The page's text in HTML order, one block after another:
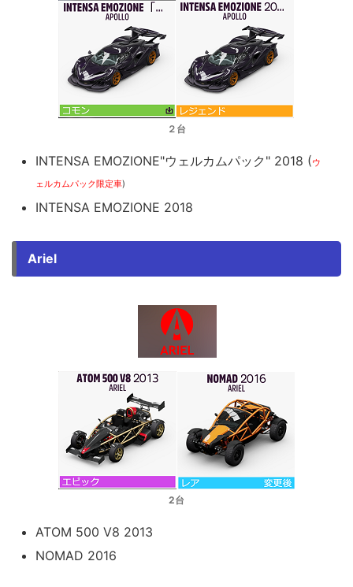
２台
INTENSA EMOZIONE"ウェルカムパック" 2018 (ウ
ェルカムパック限定車)
INTENSA EMOZIONE 2018
Ariel
2台
ATOM 500 V8 2013
NOMAD 2016